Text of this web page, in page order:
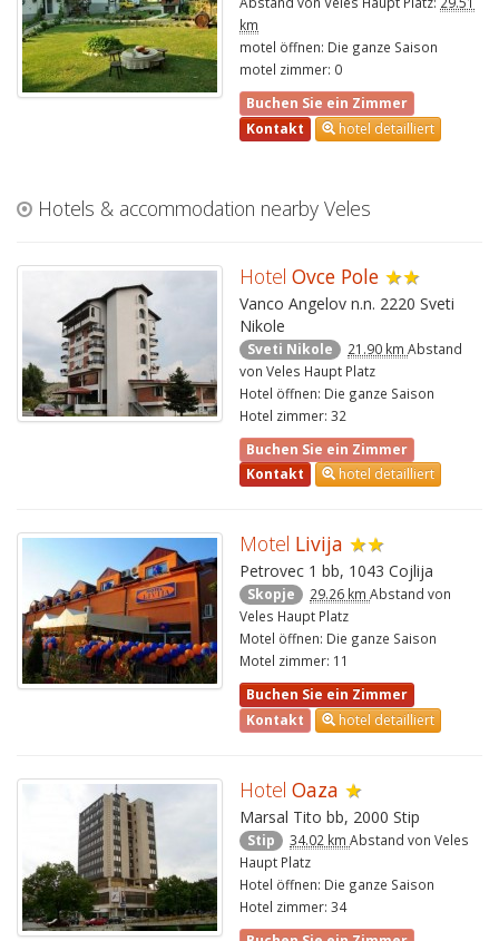
km
motel öffnen: Die ganze Saison
motel zimmer: 0
Buchen Sie ein Zimmer
Kontakt
hotel detailliert
Hotels & accommodation nearby Veles
Hotel Ovce Pole ★★
Vanco Angelov n.n. 2220 Sveti
Nikole
Sveti Nikole 21.90 km Abstand
von Veles Haupt Platz
Hotel öffnen: Die ganze Saison
Hotel zimmer: 32
Buchen Sie ein Zimmer
Kontakt
hotel detailliert
Motel Livija ★★
Petrovec 1 bb, 1043 Cojlija
Skopje 29.26 km Abstand von
Veles Haupt Platz
Motel öffnen: Die ganze Saison
Motel zimmer: 11
Buchen Sie ein Zimmer
Kontakt
hotel detailliert
Hotel Oaza ★
Marsal Tito bb, 2000 Stip
Stip 34.02 km Abstand von Veles
Haupt Platz
Hotel öffnen: Die ganze Saison
Hotel zimmer: 34